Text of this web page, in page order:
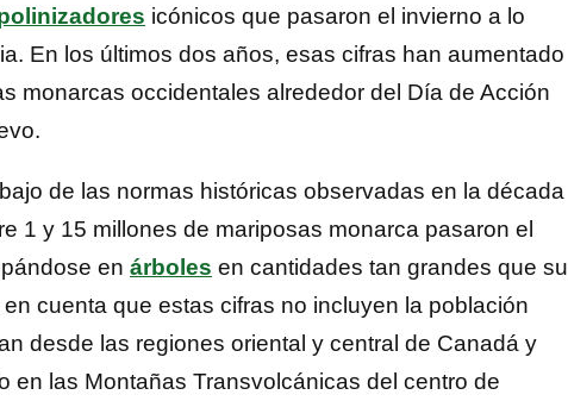
icónicos que pasaron el invierno a lo
En los últimos dos años, esas cifras han aumentado
monarcas occidentales alrededor del Día de Acción
de las normas históricas observadas en la década
1 y 15 millones de mariposas monarca pasaron el
en árboles en cantidades tan grandes que su
cuenta que estas cifras no incluyen la población
desde las regiones oriental y central de Canadá y
en las Montañas Transvolcánicas del centro de